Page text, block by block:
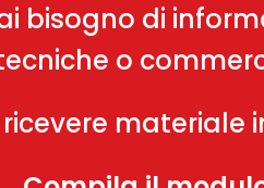
bisogno di
o
ricevere materiale